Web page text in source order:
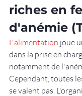
riches en
d'anémie
L'alimentation joue
dans la prise en
notamment de
Cependant, toutes
se valent pas.